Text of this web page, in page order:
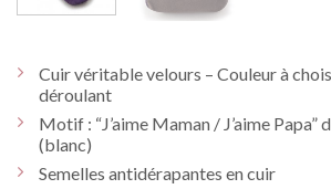
Cuir véritable velours – Couleur à
déroulant
Motif : “J’aime Maman / J’aime Papa”
(blanc)
Semelles antidérapantes en cuir